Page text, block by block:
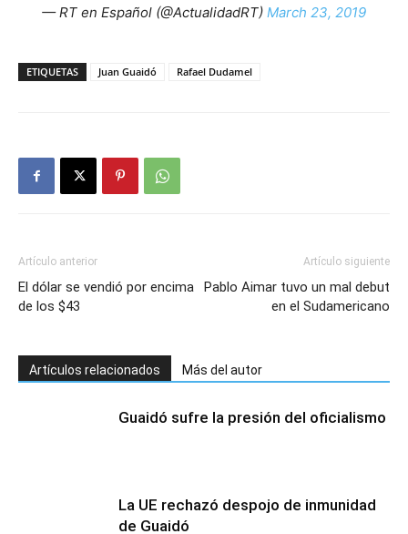
— RT en Español (@ActualidadRT) March 23, 2019
ETIQUETAS Juan Guaidó Rafael Dudamel
Artículo anterior
El dólar se vendió por encima
de los $43
Artículo siguiente
Pablo Aimar tuvo un mal debut
en el Sudamericano
Artículos relacionados Más del autor
Guaidó sufre la presión del oficialismo
La UE rechazó despojo de inmunidad
de Guaidó